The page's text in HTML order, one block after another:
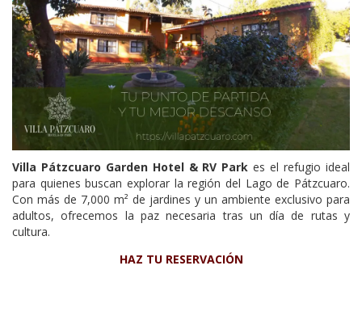
Villa Pátzcuaro Garden Hotel & RV Park es el refugio ideal
para quienes buscan explorar la región del Lago de Pátzcuaro.
Con más de 7,000 m² de jardines y un ambiente exclusivo para
adultos, ofrecemos la paz necesaria tras un día de rutas y
cultura.
HAZ TU RESERVACIÓN